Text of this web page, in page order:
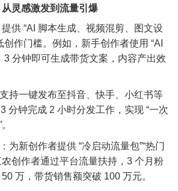
灵感激发到流量引爆
供 “AI 脚本生成、视频混剪、图文设
创作门槛。例如，新手创作者使用 “AI
3 分钟即可生成带货文案，内容产出效
支持一键发布至抖音、快手、小红书等
分钟完成 2 小时分发工作，实现 “一次
：为新创作者提供 “冷启动流量包”“热门
农创作者通过平台流量扶持，3 个月粉
万，带货销售额突破 100 万元。